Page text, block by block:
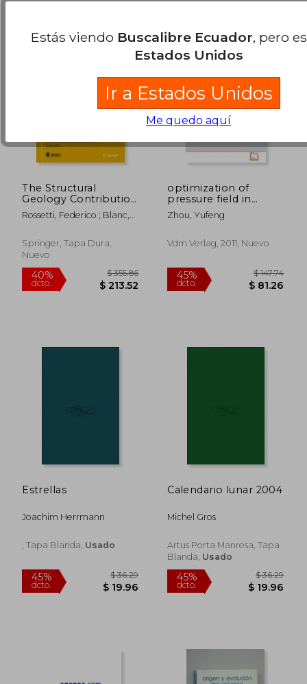
45%
dcto.
$ 119.36
$ 65.65
45%
dcto. $
The Structural
Geology Contribution
to the Africa-Eurasia
Geology: Basement
Structure, Ore
Mineralisation and
Procee (en Inglés)
Rossetti, Federico ; Blanc,
Federica
Springer, Tapa Dura,
Nuevo
optimization of
pressure field in
shock wave
lithotripsy (en Inglés)
Zhou, Yufeng
Vdm Verlag, 2011, Nuevo
Estrellas
Joachim Herrmann
, Tapa Blanda, Usado
Calendario lunar 2004
Michel Gros
Artus Porta Manresa, Tapa
Blanda, Usado
Estás viendo Buscalibre Ecuador, pero
Estados Unidos
Ir a Estados Unidos
Me quedo aquí